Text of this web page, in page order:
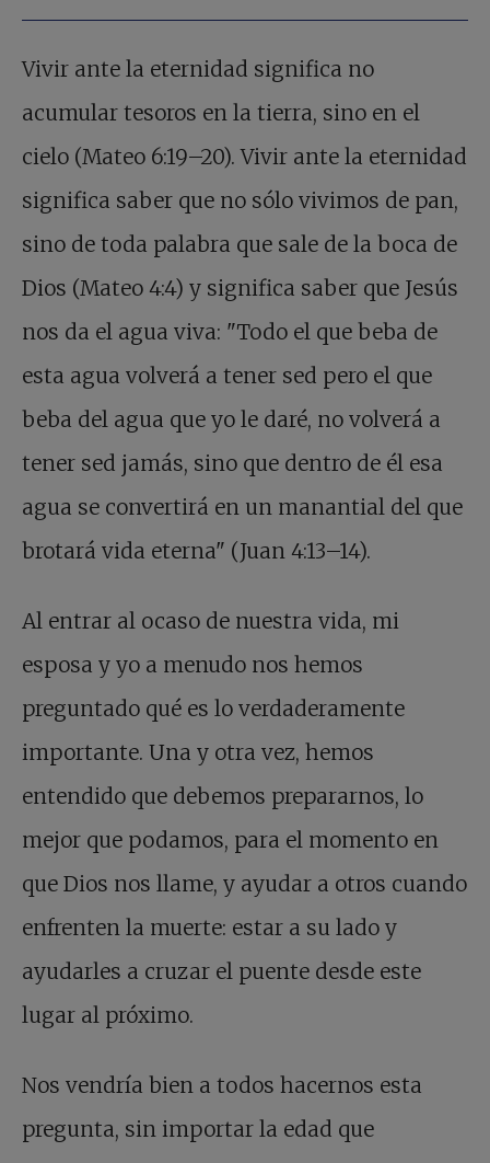
Vivir ante la eternidad significa no
acumular tesoros en la tierra, sino en el
cielo (Mateo 6:19–20). Vivir ante la eternidad
significa saber que no sólo vivimos de pan,
sino de toda palabra que sale de la boca de
Dios (Mateo 4:4) y significa saber que Jesús
nos da el agua viva: "Todo el que beba de
esta agua volverá a tener sed pero el que
beba del agua que yo le daré, no volverá a
tener sed jamás, sino que dentro de él esa
agua se convertirá en un manantial del que
brotará vida eterna" (Juan 4:13–14).
Al entrar al ocaso de nuestra vida, mi
esposa y yo a menudo nos hemos
preguntado qué es lo verdaderamente
importante. Una y otra vez, hemos
entendido que debemos prepararnos, lo
mejor que podamos, para el momento en
que Dios nos llame, y ayudar a otros cuando
enfrenten la muerte: estar a su lado y
ayudarles a cruzar el puente desde este
lugar al próximo.
Nos vendría bien a todos hacernos esta
pregunta, sin importar la edad que